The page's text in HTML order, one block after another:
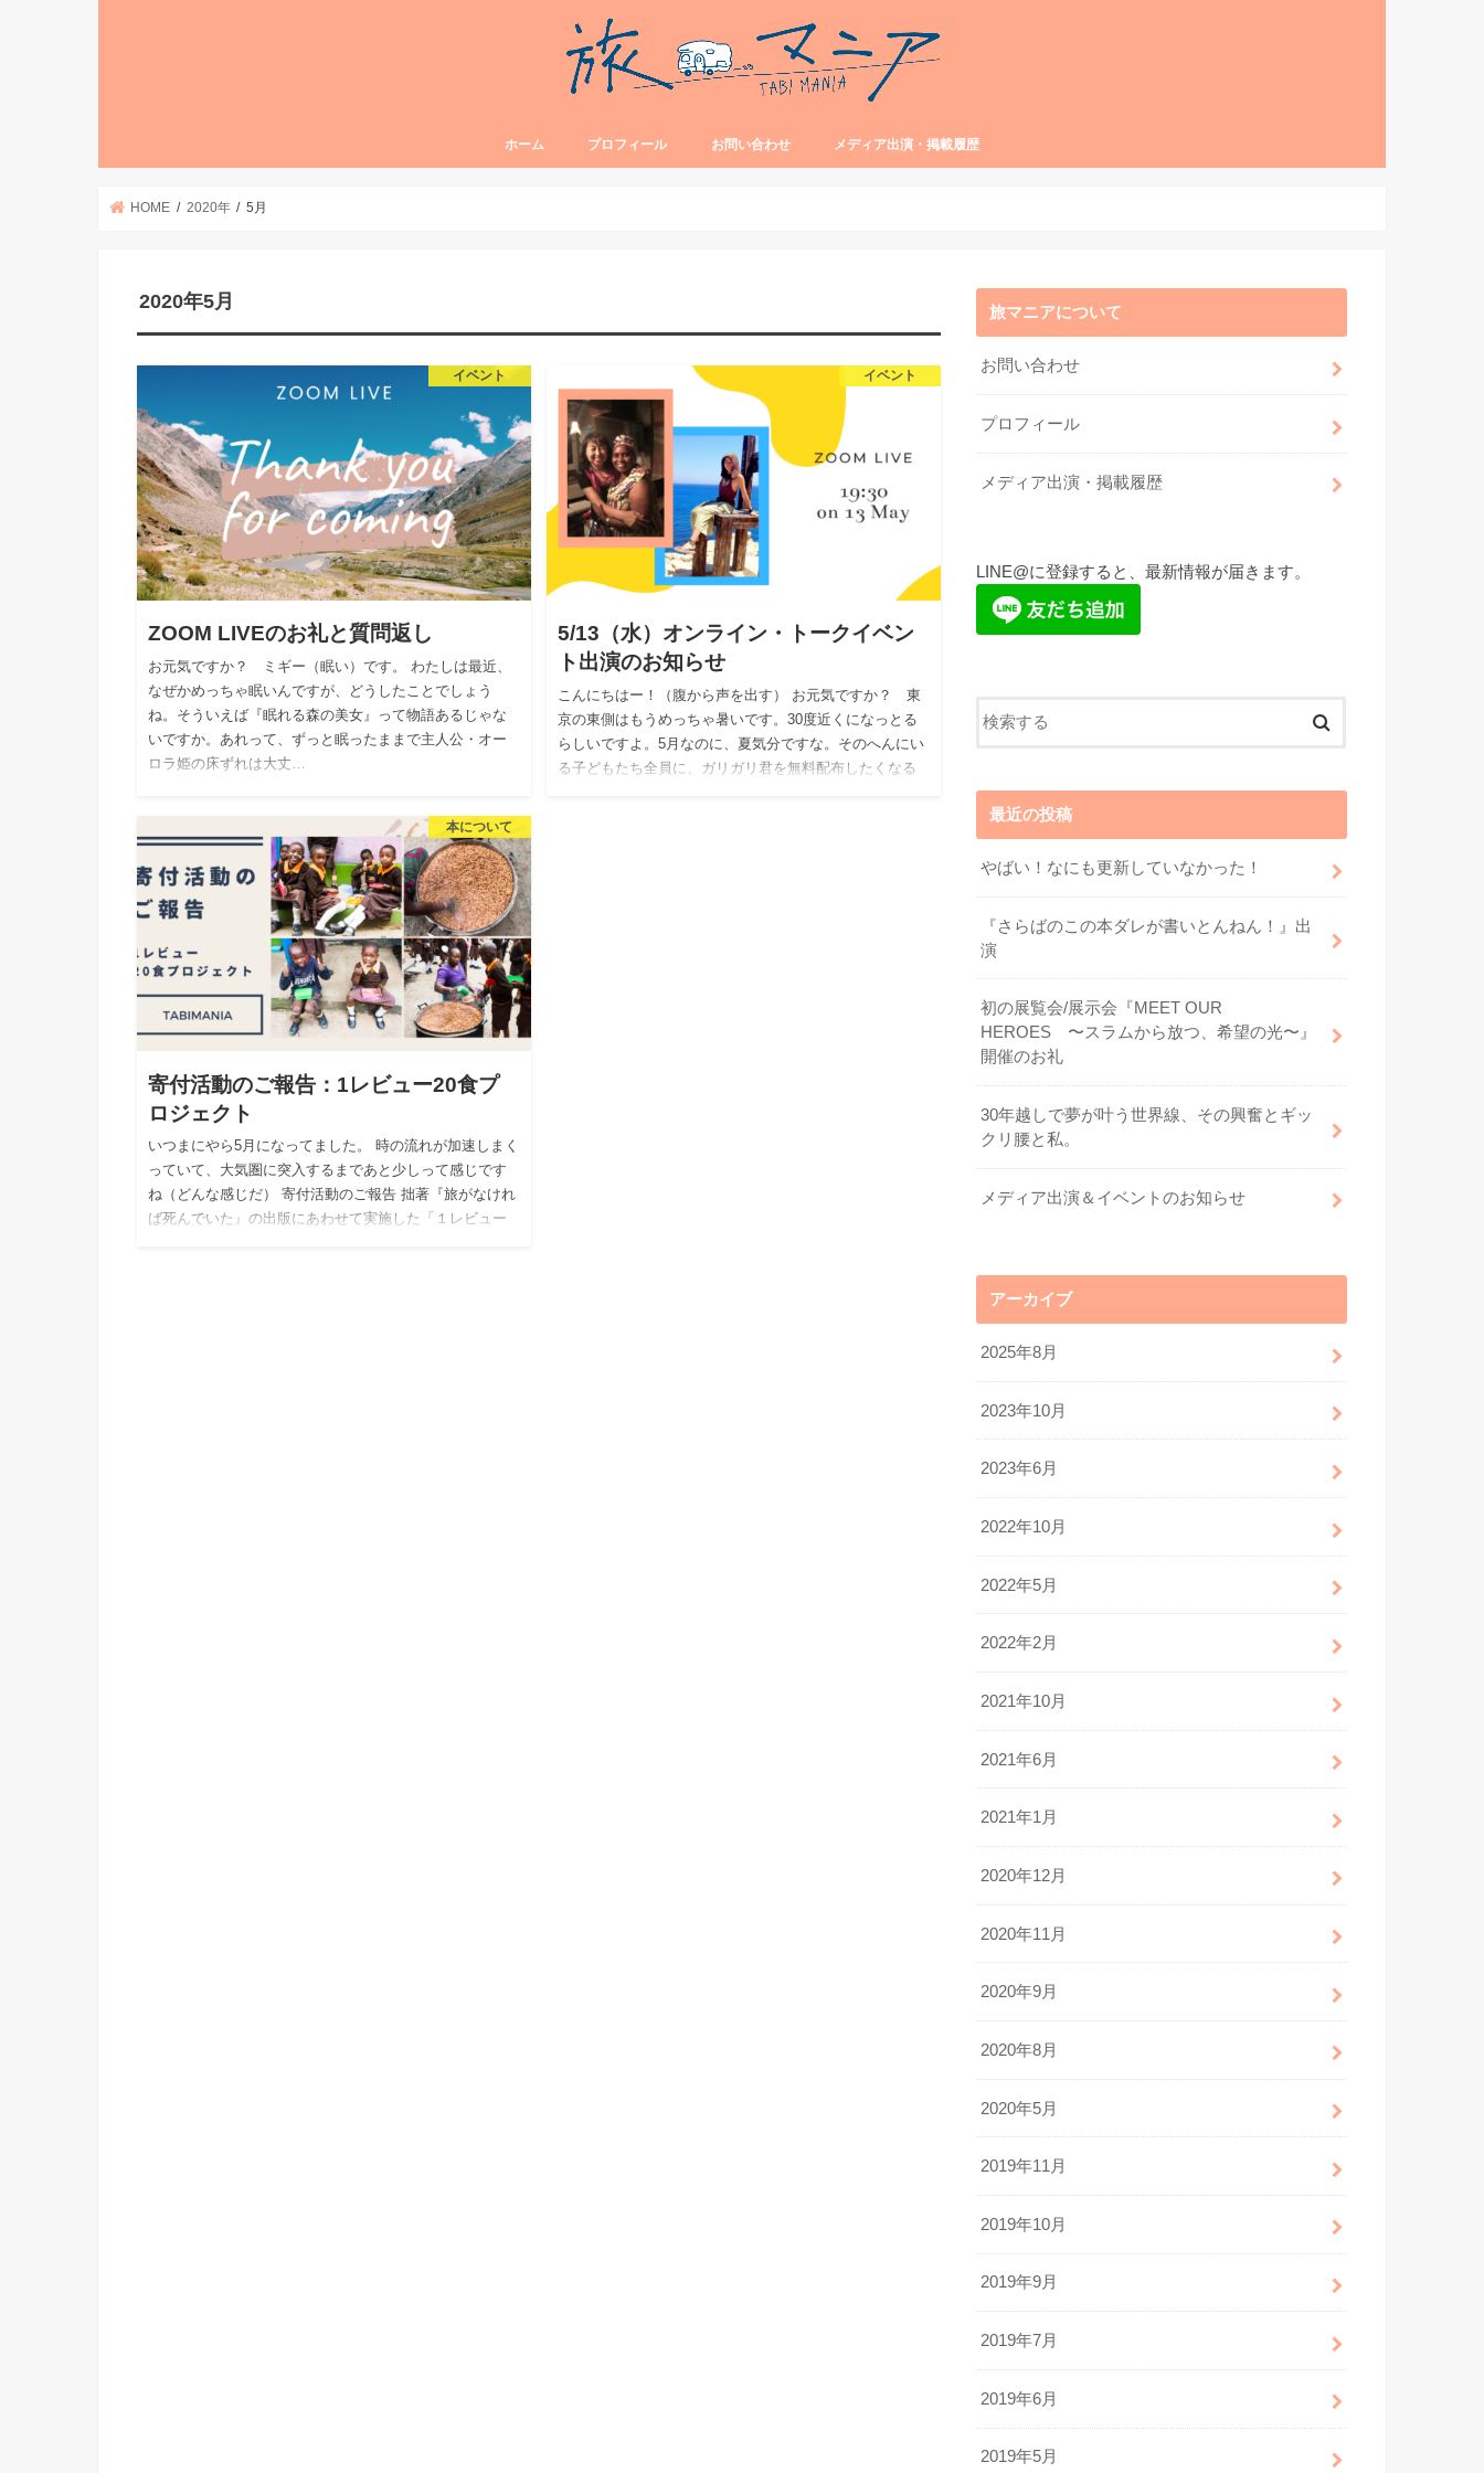
ホーム プロフィール お問い合わせ メディア出演・掲載履歴
HOME 2020年 5月
2020年5月
イベント
ZOOM LIVEのお礼と質問返し
お元気ですか？ ミギー（眠い）です。 わたしは最近、
なぜかめっちゃ眠いんですが、どうしたことでしょう
ね。そういえば『眠れる森の美女』って物語あるじゃな
いですか。あれって、ずっと眠ったままで主人公・オー
ロラ姫の床ずれは大丈…
イベント
5/13（水）オンライン・トークイベン
ト出演のお知らせ
こんにちはー！（腹から声を出す） お元気ですか？ 東
京の東側はもうめっちゃ暑いです。30度近くになっとる
らしいですよ。5月なのに、夏気分ですな。そのへんにい
る子どもたち全員に、ガリガリ君を無料配布したくなる
本について
寄付活動のご報告：1レビュー20食プ
ロジェクト
いつまにやら5月になってました。 時の流れが加速しまく
っていて、大気圏に突入するまであと少しって感じです
ね（どんな感じだ） 寄付活動のご報告 拙著『旅がなけれ
ば死んでいた』の出版にあわせて実施した「１レビュー
旅マニアについて
お問い合わせ
プロフィール
メディア出演・掲載履歴
LINE@に登録すると、最新情報が届きます。
最近の投稿
やばい！なにも更新していなかった！
『さらばのこの本ダレが書いとんねん！』出
演
初の展覧会/展示会『MEET OUR
HEROES 〜スラムから放つ、希望の光〜』
開催のお礼
30年越しで夢が叶う世界線、その興奮とギッ
クリ腰と私。
メディア出演＆イベントのお知らせ
アーカイブ
2025年8月
2023年10月
2023年6月
2022年10月
2022年5月
2022年2月
2021年10月
2021年6月
2021年1月
2020年12月
2020年11月
2020年9月
2020年8月
2020年5月
2019年11月
2019年10月
2019年9月
2019年7月
2019年6月
2019年5月